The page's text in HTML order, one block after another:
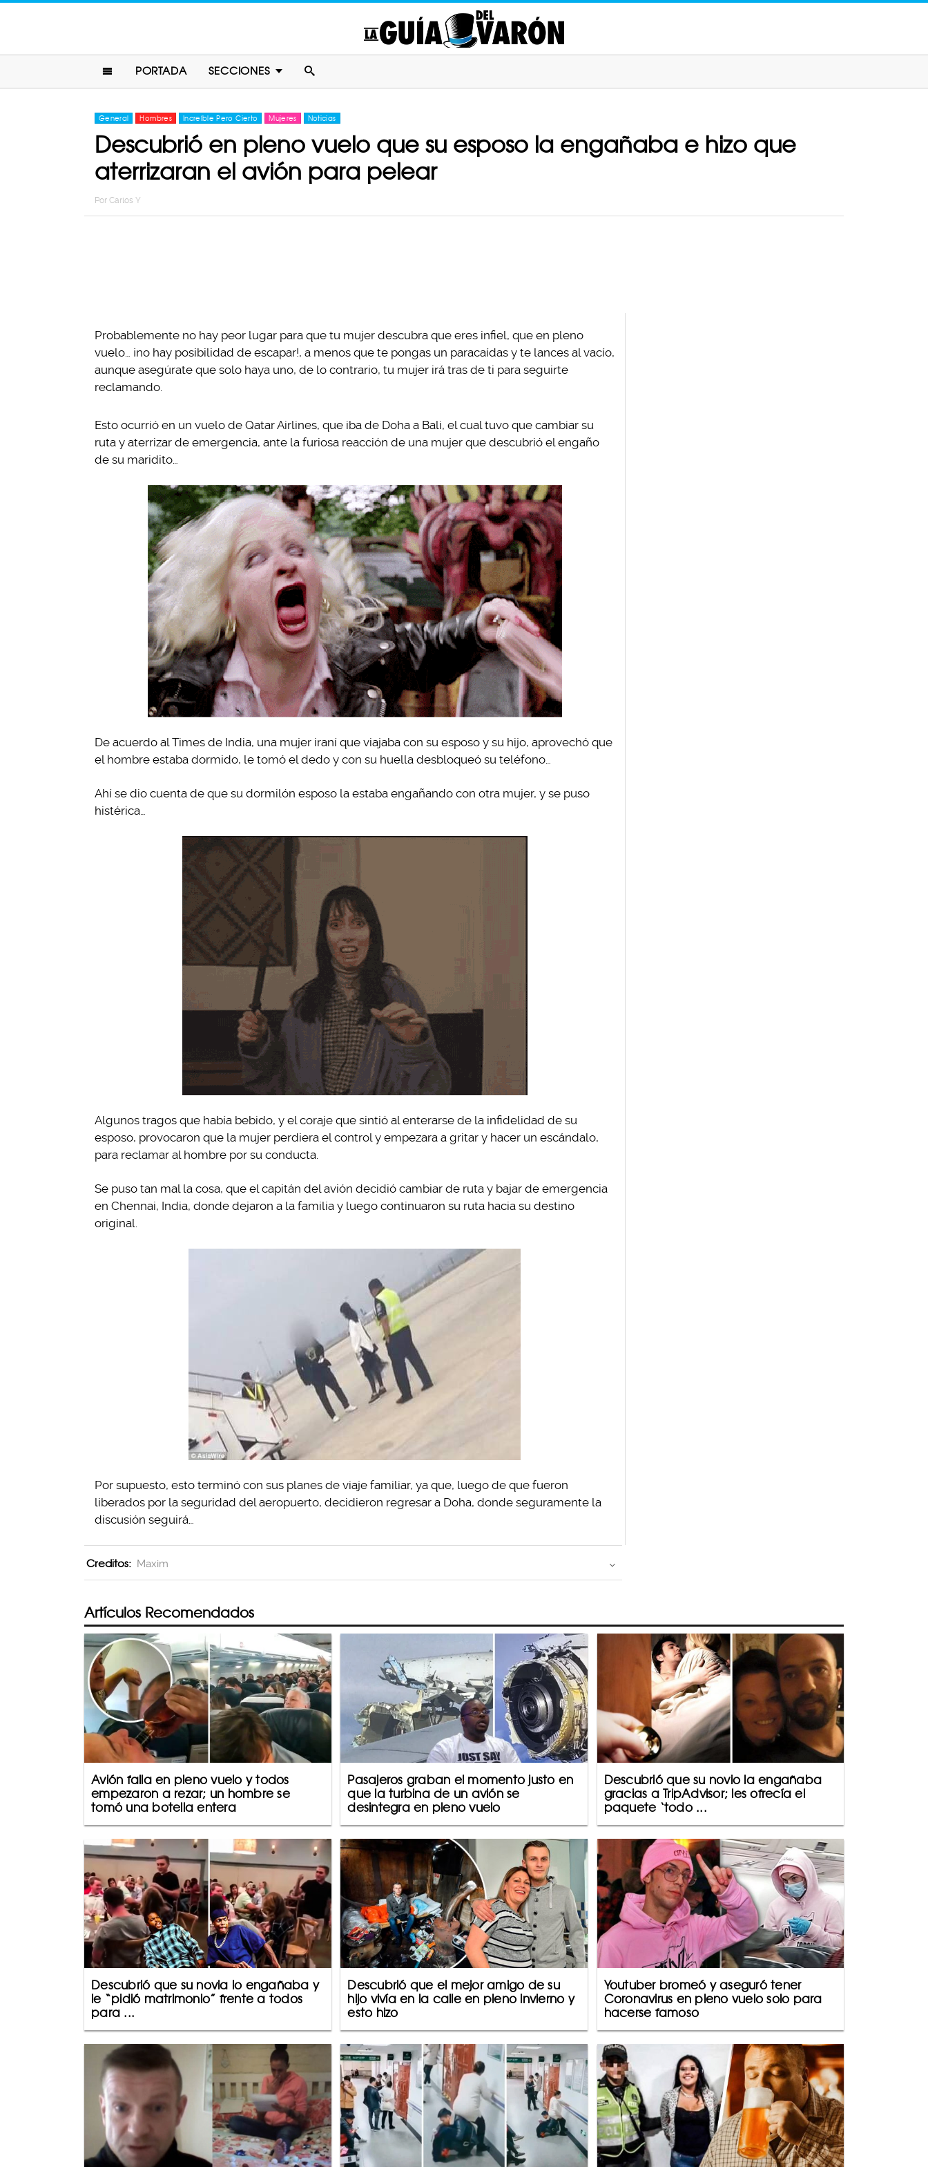
PORTADA SECCIONES
General Hombres Increíble Pero Cierto Mujeres Noticias
Descubrió en pleno vuelo que su esposo la engañaba e hizo que
aterrizaran el avión para pelear
Por Carlos Y
Probablemente no hay peor lugar para que tu mujer descubra que eres infiel, que en pleno
vuelo… ¡no hay posibilidad de escapar!, a menos que te pongas un paracaídas y te lances al vacío,
aunque asegúrate que solo haya uno, de lo contrario, tu mujer irá tras de ti para seguirte
reclamando.
Esto ocurrió en un vuelo de Qatar Airlines, que iba de Doha a Bali, el cual tuvo que cambiar su
ruta y aterrizar de emergencia, ante la furiosa reacción de una mujer que descubrió el engaño
de su maridito…
De acuerdo al Times de India, una mujer iraní que viajaba con su esposo y su hijo, aprovechó que
el hombre estaba dormido, le tomó el dedo y con su huella desbloqueó su teléfono…
Ahí se dio cuenta de que su dormilón esposo la estaba engañando con otra mujer, y se puso
histérica…
Algunos tragos que había bebido, y el coraje que sintió al enterarse de la infidelidad de su
esposo, provocaron que la mujer perdiera el control y empezara a gritar y hacer un escándalo,
para reclamar al hombre por su conducta.
Se puso tan mal la cosa, que el capitán del avión decidió cambiar de ruta y bajar de emergencia
en Chennai, India, donde dejaron a la familia y luego continuaron su ruta hacia su destino
original.
Por supuesto, esto terminó con sus planes de viaje familiar, ya que, luego de que fueron
liberados por la seguridad del aeropuerto, decidieron regresar a Doha, donde seguramente la
discusión seguirá…
Creditos: Maxim
Artículos Recomendados
Avión falla en pleno vuelo y todos
empezaron a rezar; un hombre se
tomó una botella entera
Pasajeros graban el momento justo en
que la turbina de un avión se
desintegra en pleno vuelo
Descubrió que su novio la engañaba
gracias a TripAdvisor; les ofrecía el
paquete ‘todo ...
Descubrió que su novia lo engañaba y
le “pidió matrimonio” frente a todos
para ...
Descubrió que el mejor amigo de su
hijo vivía en la calle en pleno invierno y
esto hizo
Youtuber bromeó y aseguró tener
Coronavirus en pleno vuelo solo para
hacerse famoso